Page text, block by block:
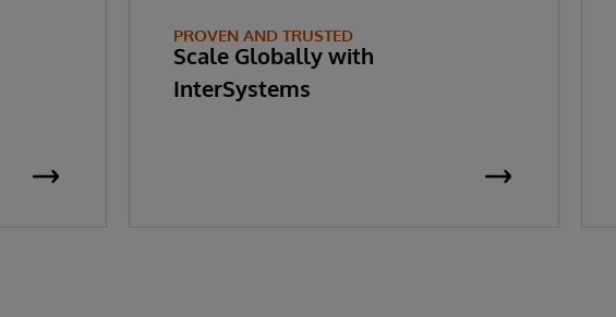
PROVEN AND TRUSTED
Scale Globally with
InterSystems